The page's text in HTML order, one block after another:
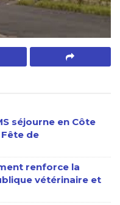
séjourne en Côte
de
renforce la
vétérinaire et